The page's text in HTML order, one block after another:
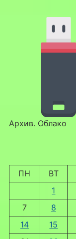
Архив. Облако
ПН ВТ
1
7
8
14
15